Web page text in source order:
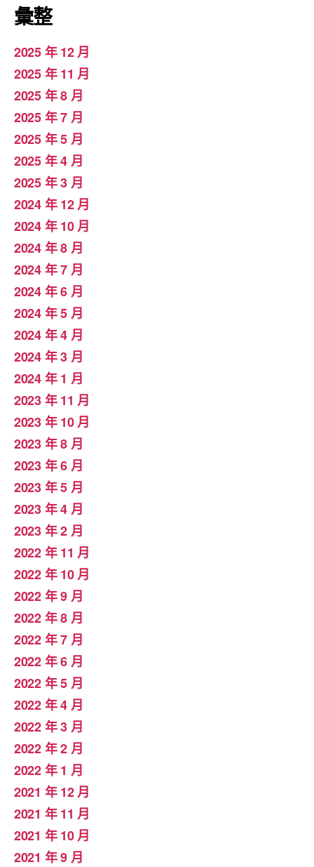
彙整
2025 年 12 月
2025 年 11 月
2025 年 8 月
2025 年 7 月
2025 年 5 月
2025 年 4 月
2025 年 3 月
2024 年 12 月
2024 年 10 月
2024 年 8 月
2024 年 7 月
2024 年 6 月
2024 年 5 月
2024 年 4 月
2024 年 3 月
2024 年 1 月
2023 年 11 月
2023 年 10 月
2023 年 8 月
2023 年 6 月
2023 年 5 月
2023 年 4 月
2023 年 2 月
2022 年 11 月
2022 年 10 月
2022 年 9 月
2022 年 8 月
2022 年 7 月
2022 年 6 月
2022 年 5 月
2022 年 4 月
2022 年 3 月
2022 年 2 月
2022 年 1 月
2021 年 12 月
2021 年 11 月
2021 年 10 月
2021 年 9 月